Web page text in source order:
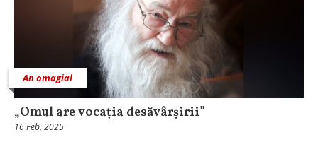
An omagial
„Omul are vocația desăvârșirii”
16 Feb, 2025